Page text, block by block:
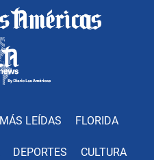
MÁS LEÍDAS FLORIDA
DEPORTES CULTURA